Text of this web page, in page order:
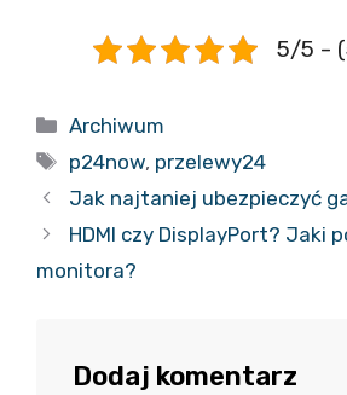
5/5 -
Kategorie
Archiwum
Tagi
p24now, przelewy24
Jak najtaniej ubezpieczyć
HDMI czy DisplayPort? Jaki
monitora?
Dodaj komentarz